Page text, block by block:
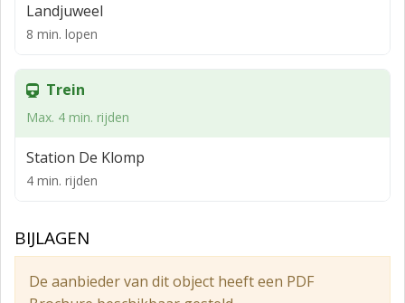
Huurder mag bestaande voorzieningen gebruiken.
volgt verdeeld:
Labruimte incl. gang begane grond 938 m²
Bedrijfsruimte (laag) begane grond 795 m²
Totaal begane grond 2.333 m²
Landjuweel
8 min. lopen
Trein
Max. 4 min. rijden
Station De Klomp
4 min. rijden
BIJLAGEN
De aanbieder van dit object heeft een PDF